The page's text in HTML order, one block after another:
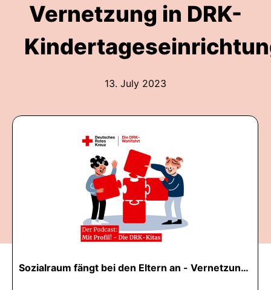
Vernetzung in DRK-
13. July 2023